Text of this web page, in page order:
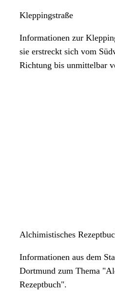
Kleppingstraße
Informationen zur
sie erstreckt sich vom
Richtung bis unmittelbar
Alchimistisches
Informationen aus dem
Dortmund zum Thema
Rezeptbuch".